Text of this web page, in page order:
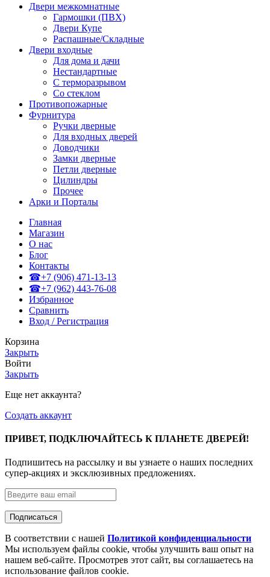
Двери межкомнатные
Гармошки (ПВХ)
Двери Купе
Распашные/Складные
Двери входные
Для дома и дачи
Нестандартные
С терморазрывом
Со стеклом
Противопожарные
Фурнитура
Ручки дверные
Для входных дверей
Доводчики
Замки дверные
Петли дверные
Цилиндры
Прочее
Арки и Порталы
Главная
Магазин
О нас
Блог
Контакты
☎+7 (906) 471-13-13
☎+7 (962) 443-76-08
Избранное
Сравнить
Вход / Регистрация
Корзина
Закрыть
Войти
Закрыть
Еще нет аккаунта?
Создать аккаунт
ПРИВЕТ, ПОДКЛЮЧАЙТЕСЬ К ПЛАНЕТЕ ДВЕРЕЙ!
Подпишитесь на рассылку и вы узнаете о наших последних
супер-акциях и эксклюзивных предложениях.
В соответствии с нашей Политикой конфиденциальности
Мы используем файлы cookie, чтобы улучшить ваш опыт на
нашем веб-сайте. Просмотрев этот сайт, вы соглашаетесь на
использование файлов cookie.